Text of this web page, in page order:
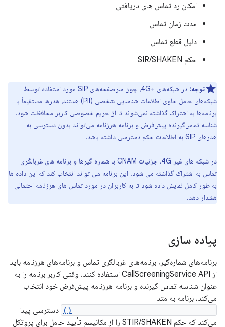
امکان رد تماس های دریافتی
مدت زمان تماس
دلیل قطع تماس
حکم SIR/SHAKEN
توجه:
در شبکه‌های +4G، چون سرصفحه‌های SIP مورد استفاده توسط
شبکه‌های حامل حاوی اطلاعات شناسایی شخصی (PII) هستند، هدرها مستقیماً با
برنامه‌ها به اشتراک گذاشته نمی‌شوند تا از حریم خصوصی کاربر محافظت شود.
شناسه تماس‌گیرنده پیش‌فرض و برنامه هرزنامه می‌تواند بدون دسترسی به
هدرهای SIP به اطلاعات حکم دسترسی داشته باشد.
در شبکه های غیر 4G، جزئیات CNAM با شماره گیرها و برنامه های غربالگری
تماس به اشتراک گذاشته می شود. این برنامه می تواند انتخاب کند که این داده ها
به طور کامل نمایش داده شود تا به کاربران در مورد تماس های هرزنامه احتمالی
هشدار دهد.
پیاده سازی
برنامه‌های شماره‌گیر، برنامه‌های غربالگری تماس و برنامه‌های هرزنامه باید
از CallScreeningService API استفاده کنند. وقتی کاربر برنامه را به
عنوان شناسه تماس گیرنده و برنامه هرزنامه پیش‌فرض خود انتخاب
می‌کند، برنامه به متد
دسترسی پیدا
می‌کند که حکم STIR/SHAKEN را از مکانیسم تأیید حامل برای پروتکل